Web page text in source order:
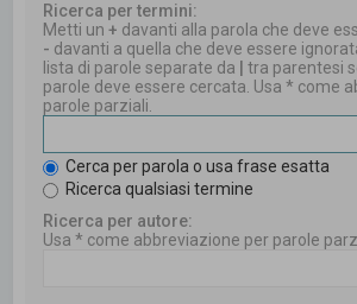
Ricerca per termini:
Metti un+ davanti alla parola che deve
- davanti a quella che deve essere
lista di parole separate da
tra parentesi
parole deve essere cercata. Usa * come
parole parziali.
Cerca per parola o usa frase esatta
Ricerca qualsiasi termine
Ricerca per autore:
Usa * come abbreviazione per parole